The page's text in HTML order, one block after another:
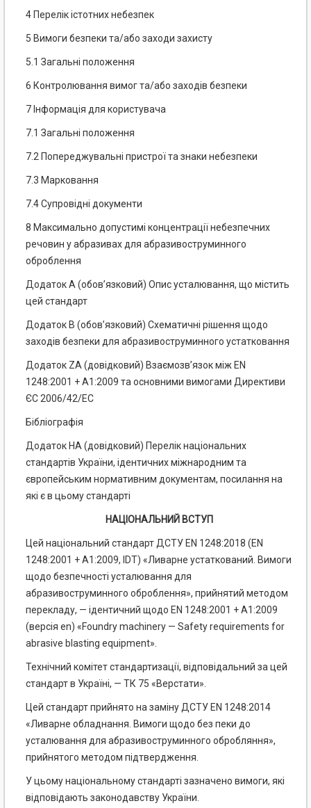
4 Перелік істотних небезпек
5 Вимоги безпеки та/або заходи захисту
5.1 Загальні положення
6 Контролювання вимог та/або заходів безпеки
7 Інформація для користувача
7.1 Загальні положення
7.2 Попереджувальні пристрої та знаки небезпеки
7.3 Марковання
7.4 Супровідні документи
8 Максимально допустимі концентрації небезпечних
речовин у абразивах для абразивоструминного
оброблення
Додаток А (обов’язковий) Опис усталювання, що містить
цей стандарт
Додаток В (обов’язковий) Схематичні рішення щодо
заходів безпеки для абразивоструминного устатковання
Додаток ZA (довідковий) Взаємозв’язок між EN
1248:2001 + А1:2009 та основними вимогами Директиви
ЄС 2006/42/ЕС
Бібліографія
Додаток НА (довідковий) Перелік національних
стандартів України, ідентичних міжнародним та
європейським нормативним документам, посилання на
які є в цьому стандарті
НАЦІОНАЛЬНИЙ ВСТУП
Цей національний стандарт ДСТУ EN 1248:2018 (EN
1248:2001 + А1:2009, IDТ) «Ливарне устаткований. Вимоги
щодо безпечності усталювання для
абразивоструминного оброблення», прийнятий методом
перекладу, — ідентичний щодо EN 1248:2001 + А1:2009
(версія en) «Foundry machinery — Safety requirements for
abrasive blasting equipment».
Технічний комітет стандартизації, відповідальний за цей
стандарт в Україні, — ТК 75 «Верстати».
Цей стандарт прийнято на заміну ДСТУ EN 1248:2014
«Ливарне обладнання. Вимоги щодо без пеки до
усталювання для абразивоструминного обробляння»,
прийнятого методом підтвердження.
У цьому національному стандарті зазначено вимоги, які
відповідають законодавству України.